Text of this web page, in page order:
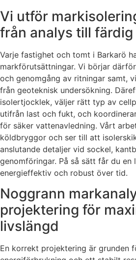
Vi utför
från analys till
Varje fastighet och tomt i Barkarö
markförutsättningar. Vi börjar
och genomgång av ritningar samt,
från geoteknisk undersökning.
isolertjocklek, väljer rätt typ av
utifrån last och fukt, och
för säker vattenavledning. Vårt
köldbryggor och ser till att
anslutande detaljer vid sockel,
genomföringar. På så sätt får du en
energieffektiv och robust över tid.
Noggrann
projektering för
livslängd
En korrekt projektering är grunden